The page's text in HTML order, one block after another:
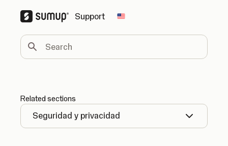
Support Change country
Search
Related sections
Seguridad y privacidad